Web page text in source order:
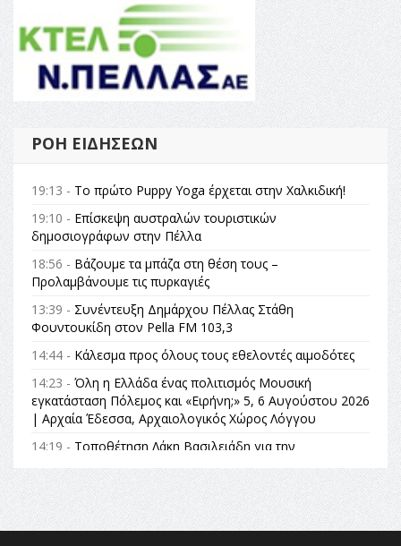
ΡΟΉ ΕΙΔΉΣΕΩΝ
19:13 - Το πρώτο Puppy Yoga έρχεται στην Χαλκιδική!
19:10 - Επίσκεψη αυστραλών τουριστικών
δημοσιογράφων στην Πέλλα
18:56 - Βάζουμε τα μπάζα στη θέση τους –
Προλαμβάνουμε τις πυρκαγιές
13:39 - Συνέντευξη Δημάρχου Πέλλας Στάθη
Φουντουκίδη στον Pella FM 103,3
14:44 - Κάλεσμα προς όλους τους εθελοντές αιμοδότες
14:23 - Όλη η Ελλάδα ένας πολιτισμός Μουσική
εγκατάσταση Πόλεμος και «Ειρήνη;» 5, 6 Αυγούστου 2026
| Αρχαία Έδεσσα, Αρχαιολογικός Χώρος Λόγγου
14:19 - Τοποθέτηση Λάκη Βασιλειάδη για την
Αναθεώρηση του Συντάγματος: «Σε τέτοιες κορυφαίες
θεσμικές διαδικασίες υπάρχει μόνο η ευθύνη απέναντι
στις επόμενες γενιές»
16:35 -Το πρόγραμμα του ΠΑΟΚ στον δεύτερο γύρο του